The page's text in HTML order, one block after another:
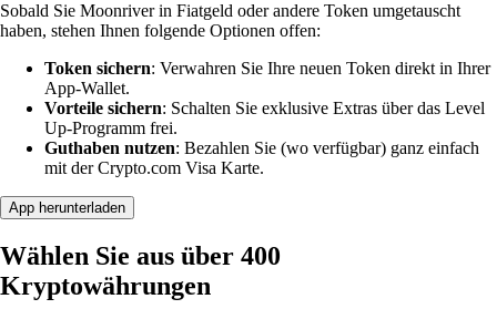
Sobald Sie Moonriver in Fiatgeld oder andere Token umgetauscht
haben, stehen Ihnen folgende Optionen offen:
Token sichern: Verwahren Sie Ihre neuen Token direkt in Ihrer
App-Wallet.
Vorteile sichern: Schalten Sie exklusive Extras über das Level
Up-Programm frei.
Guthaben nutzen: Bezahlen Sie (wo verfügbar) ganz einfach
mit der Crypto.com Visa Karte.
App herunterladen
Wählen Sie aus über 400
Kryptowährungen